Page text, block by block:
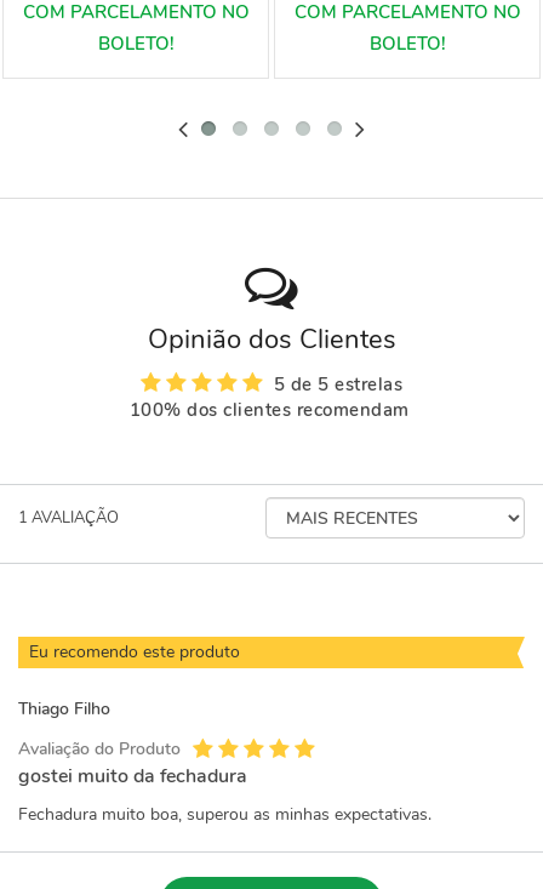
Opinião dos Clientes
5 de 5 estrelas
100% dos clientes recomendam
1 AVALIAÇÃO
ORDENAR
AVALIAÇÕES
Eu recomendo este produto
Thiago Filho
Avaliação do Produto
gostei muito da fechadura
Fechadura muito boa, superou as minhas expectativas.